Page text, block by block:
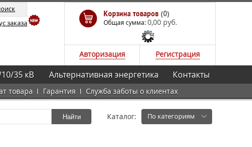
заказа
Корзина товаров (0)
Общая сумма:0,00 руб.
Авторизация Регистрация
товара Гарантия Служба заботы о клиентах
35 кВ Альтернативная энергетика Контакты
Найти Каталог: По категориям